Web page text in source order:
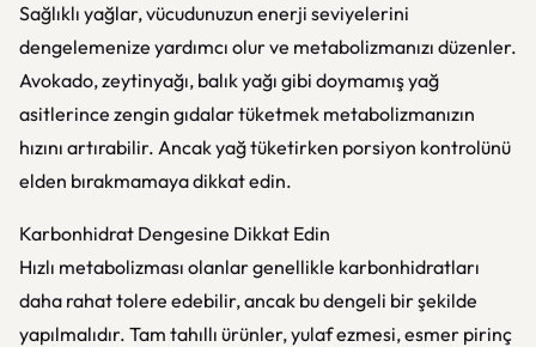
Sağlıklı yağlar, vücudunuzun enerji seviyelerini
dengelemenize yardımcı olur ve metabolizmanızı düzenler.
Avokado, zeytinyağı, balık yağı gibi doymamış yağ
asitlerince zengin gıdalar tüketmek metabolizmanızın
hızını artırabilir. Ancak yağ tüketirken porsiyon kontrolünü
elden bırakmamaya dikkat edin.
Karbonhidrat Dengesine Dikkat Edin
Hızlı metabolizması olanlar genellikle karbonhidratları
daha rahat tolere edebilir, ancak bu dengeli bir şekilde
yapılmalıdır. Tam tahıllı ürünler, yulaf ezmesi, esmer pirinç